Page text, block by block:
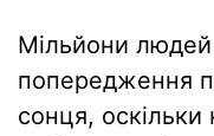
Мільйони
попередження
сонця, оскільки